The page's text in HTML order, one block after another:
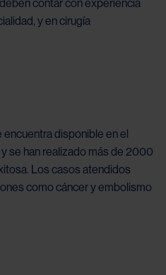
contar con experiencia
y en cirugía
encuentra disponible en el
se han realizado más de 2000
Los casos atendidos
como cáncer y embolismo